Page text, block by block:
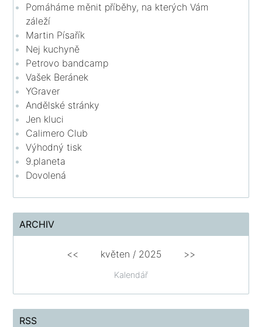
Pomáháme měnit příběhy, na kterých Vám
záleží
Martin Písařík
Nej kuchyně
Petrovo bandcamp
Vašek Beránek
YGraver
Andělské stránky
Jen kluci
Calimero Club
Výhodný tisk
9.planeta
Dovolená
ARCHIV
Kalendář
<< květen / 2025 >>
RSS